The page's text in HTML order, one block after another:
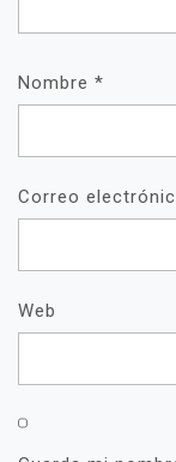
Nombre *
Correo
Web